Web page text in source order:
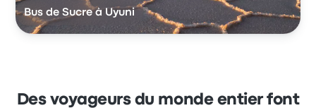
Bus de Sucre à Uyuni
Des voyageurs du monde entier font